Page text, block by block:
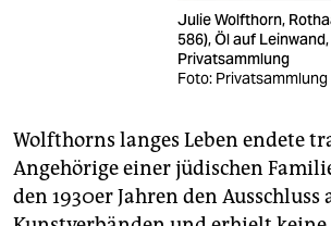
Julie Wolfthorn,
586), Öl auf
Privatsammlung
Foto: Privatsammlung
Wolfthorns langes Leben endete
Angehörige einer jüdischen
den 1930er Jahren den Ausschluss